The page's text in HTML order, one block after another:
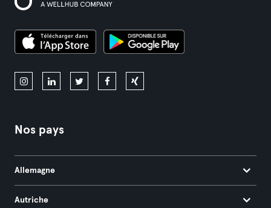
Nos pays
Allemagne
Autriche